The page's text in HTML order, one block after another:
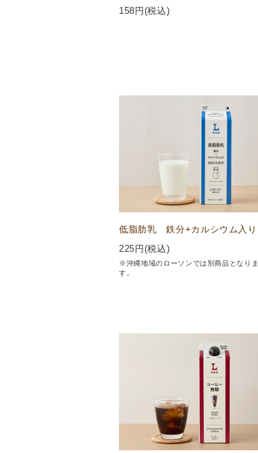
158 円(税込)
低脂肪乳 鉄分+カルシウム入り
225 円(税込)
※沖縄地域のローソンでは別商品となりま
す。